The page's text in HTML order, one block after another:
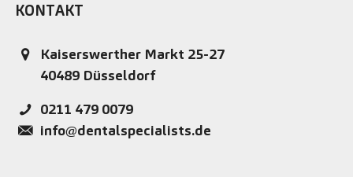
KONTAKT
Kaiserswerther Markt 25-27
40489 Düsseldorf
0211 479 0079
info@dentalspecialists.de